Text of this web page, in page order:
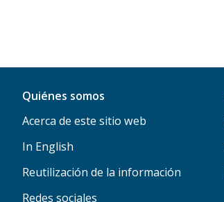
Quiénes somos
Acerca de este sitio web
In English
Reutilización de la información
Redes sociales